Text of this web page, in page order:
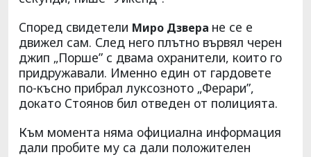
Според свидетели Миро Дзвера не се е
движел сам. След него плътно вървял черен
джип „Порше” с двама охранители, които го
придружавали. Именно един от гардовете
по-късно прибрал луксозното „Ферари”,
докато Стоянов бил отведен от полицията.
Към момента няма официална информация
дали пробите му са дали положителен